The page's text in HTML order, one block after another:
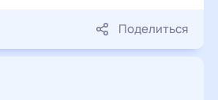
Поделиться